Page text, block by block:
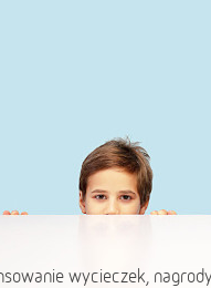
wycieczek,